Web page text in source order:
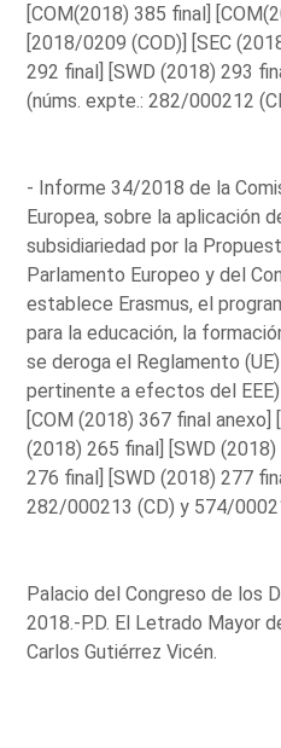
[COM(2018) 385 final]
[2018/0209 (COD)] [SEC
292 final] [SWD (2018) 293
(núms. expte.: 282/000212
- Informe 34/2018 de la
Europea, sobre la aplicación
subsidiariedad por la
Parlamento Europeo y del
establece Erasmus, el
para la educación, la
se deroga el Reglamento
pertinente a efectos del
[COM (2018) 367 final anexo]
(2018) 265 final] [SWD (2018)
276 final] [SWD (2018) 277
282/000213 (CD) y 574/
Palacio del Congreso de los
2018.-P.D. El Letrado Mayor
Carlos Gutiérrez Vicén.